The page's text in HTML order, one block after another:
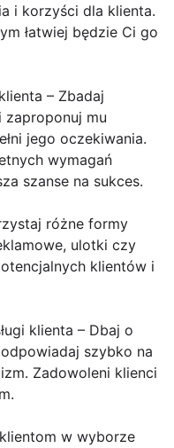
i korzyści dla klienta.
łatwiej będzie Ci go
– Zbadaj
mu
jego oczekiwania.
wymagań
szanse na sukces.
różne formy
ulotki czy
klientów i
klienta – Dbaj o
szybko na
Zadowoleni klienci
w wyborze